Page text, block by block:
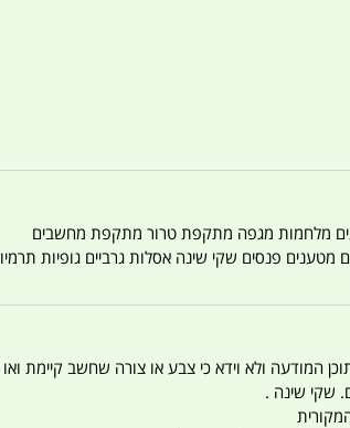
מטענים פנסים שקי שינה אסלות גרביים גופיות
המודעה ולא וידא כי צבע או צורה שחשב קיימת
שקי שינה .